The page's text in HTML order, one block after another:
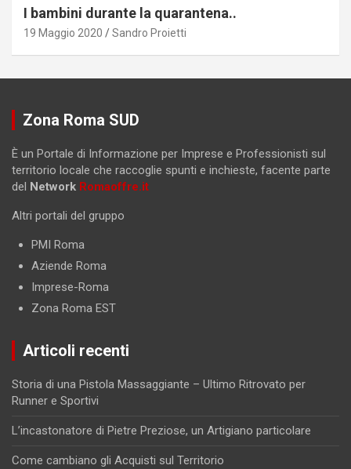
I bambini durante la quarantena..
19 Maggio 2020 Sandro Proietti
Zona Roma SUD
È un Portale di Informazione per Imprese e Professionisti sul
territorio locale che raccoglie spunti e inchieste, facente parte
del Network Romaoffre.it
Altri portali del gruppo
PMI Roma
Aziende Roma
Imprese-Roma
Zona Roma EST
Articoli recenti
Storia di una Pistola Massaggiante – Ultimo Ritrovato per
Runner e Sportivi
L’incastonatore di Pietre Preziose, un Artigiano particolare
Come cambiano gli Acquisti sul Territorio